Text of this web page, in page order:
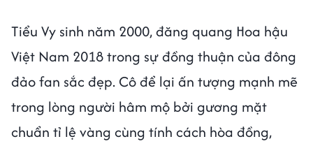
Tiểu Vy sinh năm 2000, đăng quang Hoa hậu
Việt Nam 2018 trong sự đồng thuận của đông
đảo fan sắc đẹp. Cô để lại ấn tượng mạnh mẽ
trong lòng người hâm mộ bởi gương mặt
chuẩn tỉ lệ vàng cùng tính cách hòa đồng,